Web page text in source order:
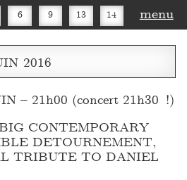
6 9 13 14
27 30
menu
2016
– 21h00 (concert 21h30 !)
CONTEMPORARY
DETOURNEMENT,
TRIBUTE TO DANIEL